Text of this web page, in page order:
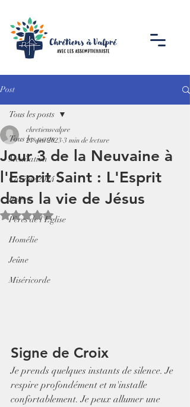
Post
Tous les posts
Méditation
Carême 2024
Prière
Pères de l'Eglise
Homélie
Jeûne
Miséricorde
Tous les posts
Jour 3 de la Neuvaine à
l'Esprit Saint : L'Esprit
dans la vie de Jésus
chretiensvalpre
21 mai 2023 3 min de lecture
Noté NaN étoiles sur 5.
Signe de Croix
Je prends quelques instants de silence. Je
respire profondément et m'installe
confortablement. Je peux allumer une